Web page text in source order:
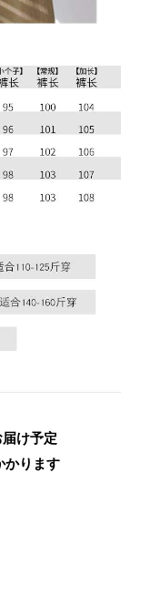
け予定
かります